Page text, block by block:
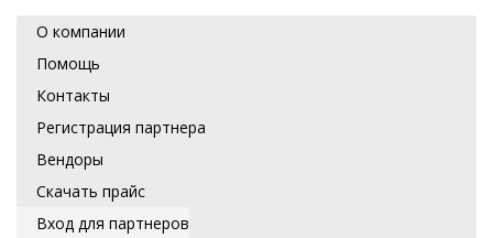
О компании
Помощь
Контакты
Регистрация партнера
Вендоры
Скачать прайс
Вход для партнеров